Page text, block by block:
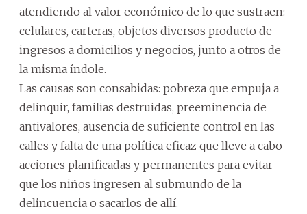
atendiendo al valor económico de lo que sustraen:
celulares, carteras, objetos diversos producto de
ingresos a domicilios y negocios, junto a otros de
la misma índole.
Las causas son consabidas: pobreza que empuja a
delinquir, familias destruidas, preeminencia de
antivalores, ausencia de suficiente control en las
calles y falta de una política eficaz que lleve a cabo
acciones planificadas y permanentes para evitar
que los niños ingresen al submundo de la
delincuencia o sacarlos de allí.